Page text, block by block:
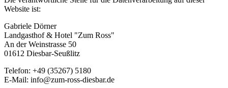
Website ist:
Gabriele Dörner
Landgasthof & Hotel "Zum Ross"
An der Weinstrasse 50
01612 Diesbar-Seußlitz
Telefon: +49 (35267) 5180
E-Mail: info@zum-ross-diesbar.de